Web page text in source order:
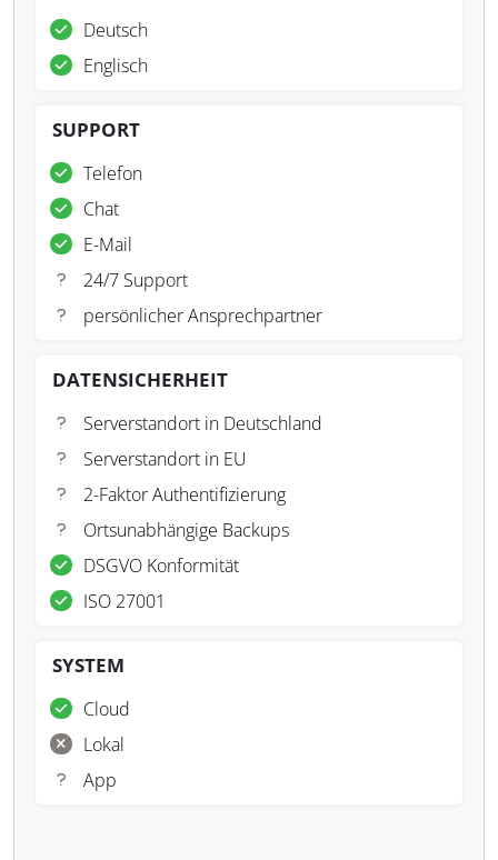
Deutsch
Englisch
SUPPORT
Telefon
Chat
E-Mail
24/7 Support
persönlicher Ansprechpartner
DATENSICHERHEIT
Serverstandort in Deutschland
Serverstandort in EU
2-Faktor Authentifizierung
Ortsunabhängige Backups
DSGVO Konformität
ISO 27001
SYSTEM
Cloud
Lokal
App